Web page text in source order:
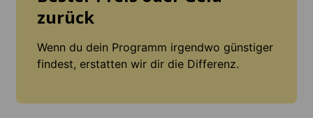
zurück
Wenn du dein Programm irgendwo günstiger
findest, erstatten wir dir die Differenz.